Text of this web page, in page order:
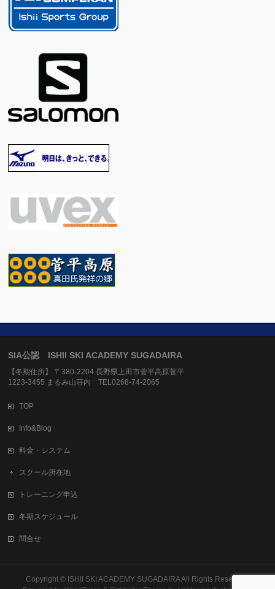
SIA公認 ISHII SKI ACADEMY SUGADAIRA
【冬期住所】 〒380-2204 長野県上田市菅平高原菅平
1223-3455 まるみ山荘内 TEL0268-74-2065
TOP
Info&Blog
料金・システム
スクール所在地
トレーニング申込
冬期スケジュール
問合せ
Copyright © ISHII SKI ACADEMY SUGADAIRAAll Rights Reserved.